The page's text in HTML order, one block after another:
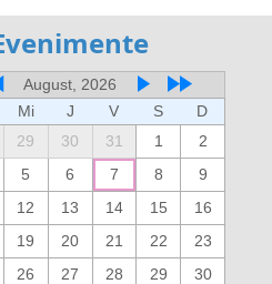
August, 2026
Mi J V S
D
29 30 31 1
2
5 6 7 8
9
12 13 14 15
16
19 20 21 22
23
26 27 28 29
30